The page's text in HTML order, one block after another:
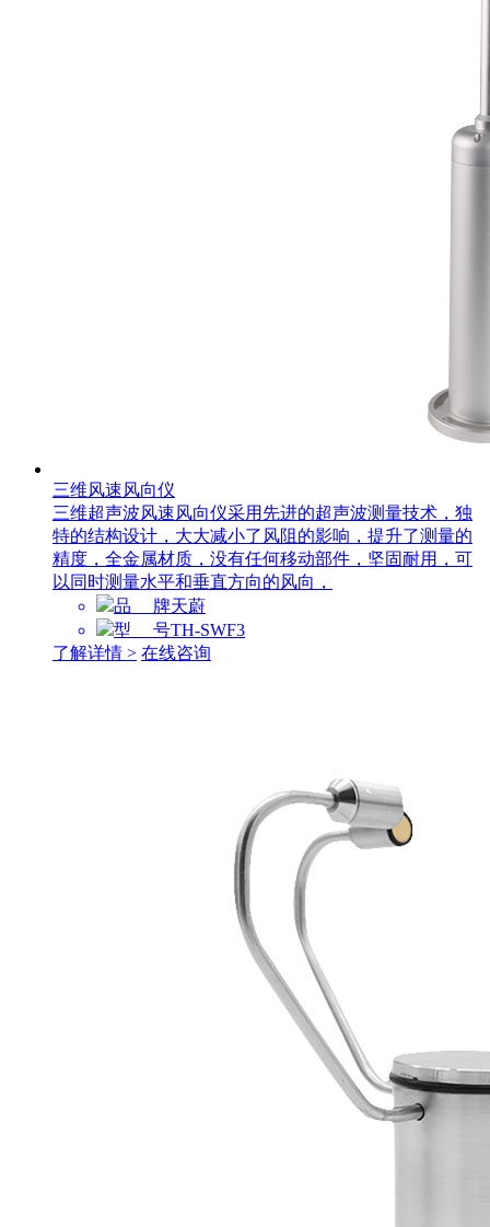
三维风速风向仪
三维超声波风速风向仪采用先进的超声波测量技术，独
特的结构设计，大大减小了风阻的影响，提升了测量的
精度，全金属材质，没有任何移动部件，坚固耐用，可
以同时测量水平和垂直方向的风向，
品 牌天蔚
型 号TH-SWF3
了解详情 > 在线咨询